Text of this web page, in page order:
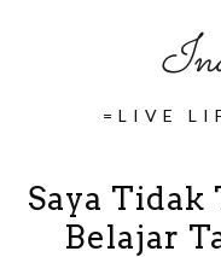
=LIVE
Saya Tidak
Belajar